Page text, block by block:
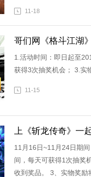
11-18
哥们网《格斗江湖
1.活动时间：即日起至
获得3次抽奖机会； 3.实
11-15
上《斩龙传奇》一
11月16日~11月24日期
间，每天可获得1次抽奖
收到奖品。 3、实物奖励